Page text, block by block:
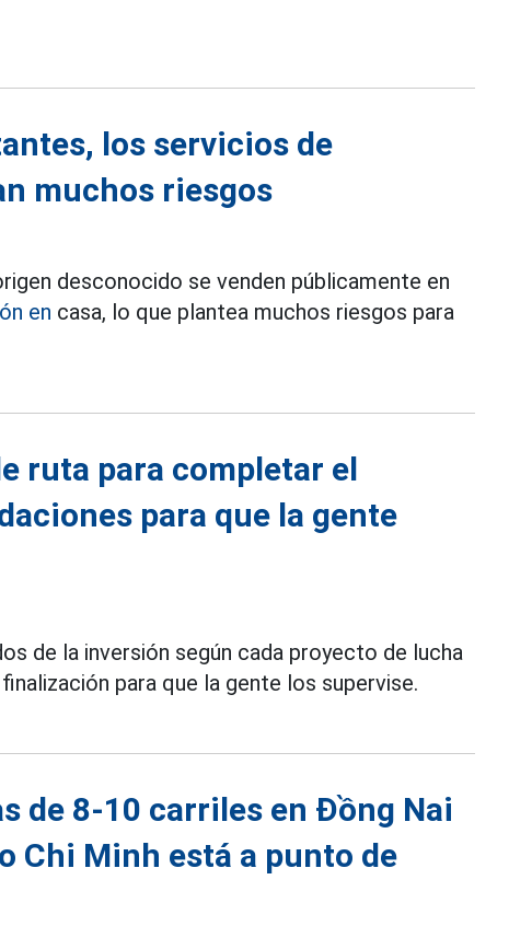
los servicios de
muchos riesgos
desconocido se venden públicamente en
en casa, lo que plantea muchos riesgos para
ruta para completar el
para que la gente
de la inversión según cada proyecto de lucha
para que la gente los supervise.
de 8-10 carriles en Đồng Nai
Chi Minh está a punto de